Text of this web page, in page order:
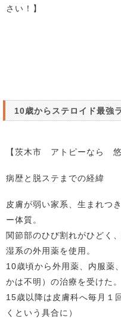
さい！】
10歳からステロイド最強
【茨木市 アトピーなら 悠
病歴と脱ステまでの経緯
皮膚が弱い家系、生まれつ
ー体質。
関節部のひび割れがひどく
湿系の外用薬を使用。
10歳頃から外用薬、内服薬
かは不明）の治療を受けた。
15歳以降は皮膚科へ毎月１
くという具合に）